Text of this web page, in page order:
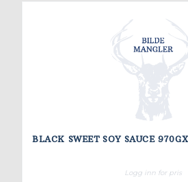
BLACK SWEET SOY SAUCE
Logg inn for pris